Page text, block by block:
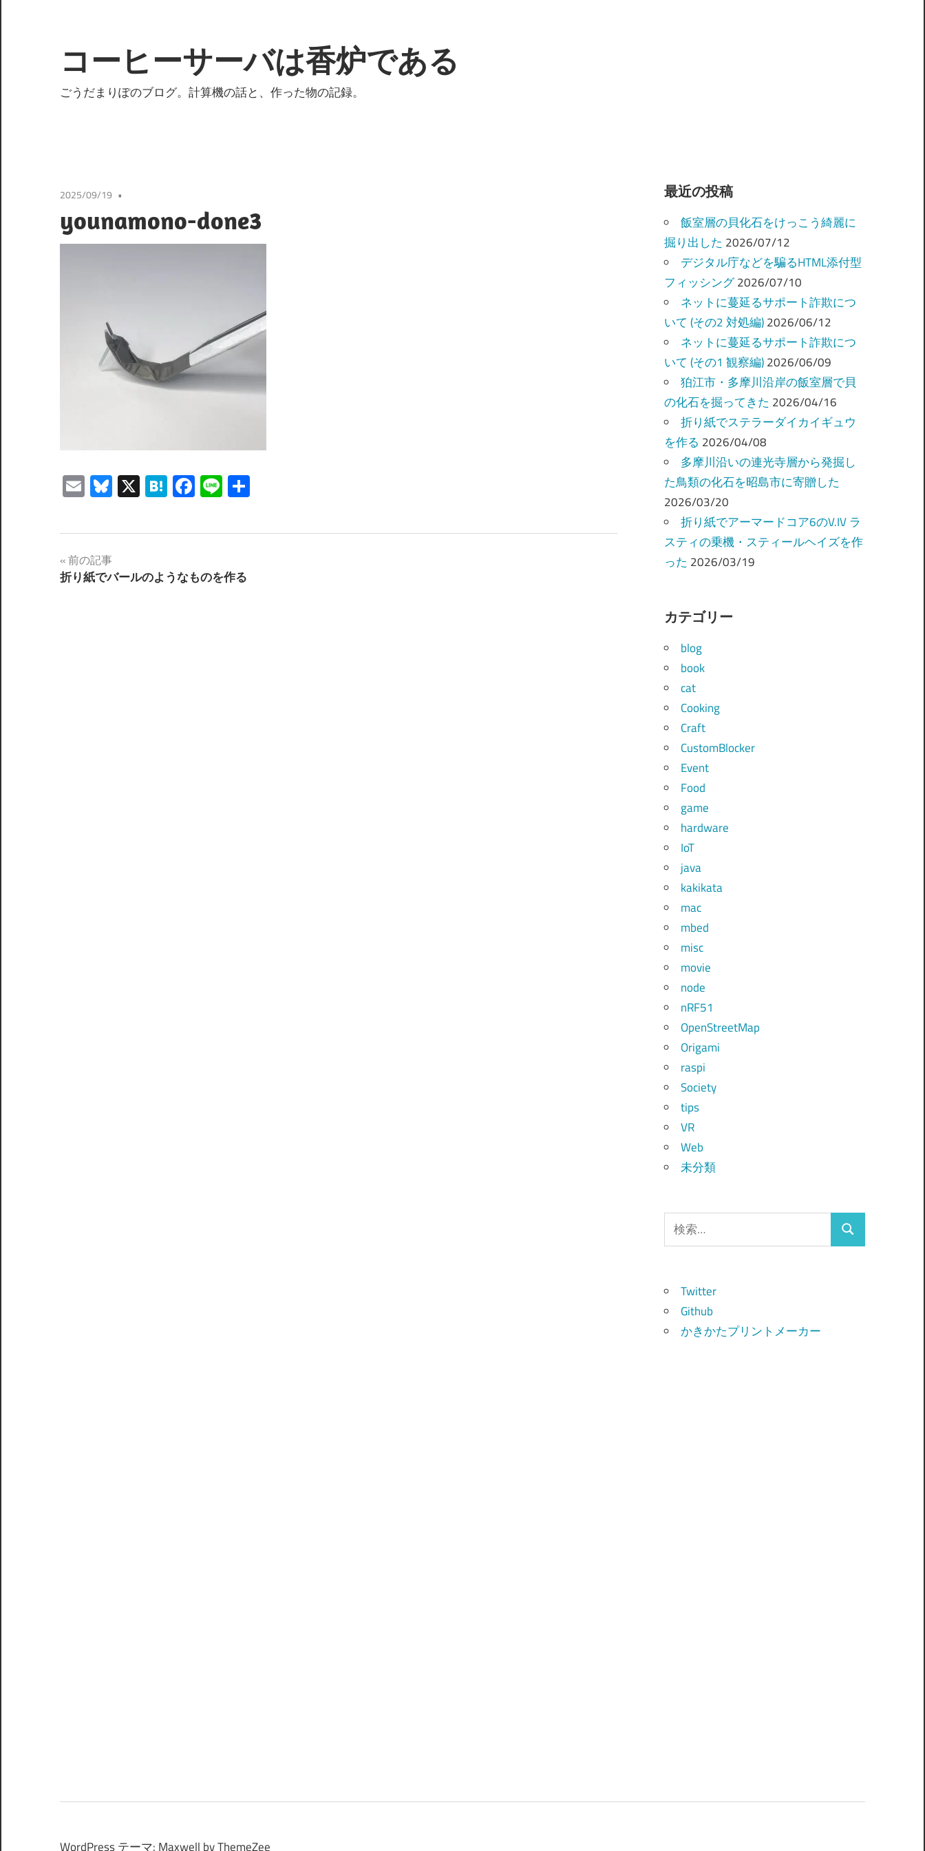
テ
ン
ツ
プ
コーヒーサーバは香炉である
ごうだまりぽのブログ。計算機の話と、作った物の記録。
2025/09/19
younamono-done3
EmailBluesky
X Hatena
Facebook
Line
投
稿
前の記事
折り紙でバールのようなものを作る
最近の投稿
飯室層の貝化石をけっこう綺麗に
掘り出した 2026/07/12
デジタル庁などを騙るHTML添付型
フィッシング 2026/07/10
ネットに蔓延るサポート詐欺につ
いて (その2 対処編) 2026/06/12
ネットに蔓延るサポート詐欺につ
いて (その1 観察編) 2026/06/09
狛江市・多摩川沿岸の飯室層で貝
の化石を掘ってきた 2026/04/16
折り紙でステラーダイカイギュウ
を作る 2026/04/08
多摩川沿いの連光寺層から発掘し
た鳥類の化石を昭島市に寄贈した
2026/03/20
折り紙でアーマードコア6のV.IV ラ
スティの乗機・スティールヘイズを作
った 2026/03/19
カテゴリー
blog
book
cat
Cooking
Craft
CustomBlocker
Event
Food
game
hardware
IoT
java
kakikata
mac
mbed
misc
movie
node
nRF51
OpenStreetMap
Origami
raspi
Society
tips
VR
Web
未分類
索:
検
Twitter
Github
かきかたプリントメーカー
WordPress テーマ: Maxwell by ThemeZee